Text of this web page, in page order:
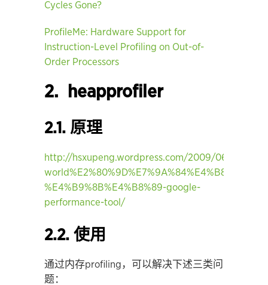
Cycles Gone?
ProﬁleMe: Hardware Support for
Instruction-Level Proﬁling on Out-of-
Order Processors
2. heapprofiler
2.1. 原理
http://hsxupeng.wordpress.com/2009/06/26/
%E4%B9%8B%E4%B8%89-google-
performance-tool/
2.2. 使用
通过内存profiling，可以解决下述三类问
题：